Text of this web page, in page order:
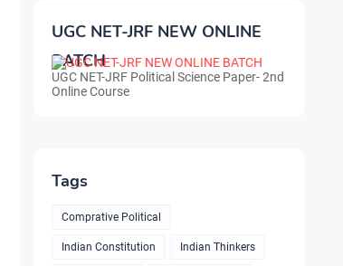
UGC NET-JRF NEW ONLINE
BATCH
UGC NET-JRF Political Science Paper- 2nd
Online Course
Tags
Comprative Political
Indian Constitution Indian Thinkers